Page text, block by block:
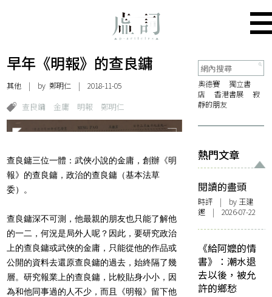
早年《明報》的查良鏞
其他 | by 鄭明仁 | 2018-11-05
查良鏞 金庸 明報 鄭明仁
查良鏞三位一體：武俠小說的金庸，創辦《明
報》的查良鏞，政治的查良鏞（基本法草
委）。
查良鏞深不可測，他最親的朋友也只能了解他
的一二，何況是局外人呢？因此，要研究政治
上的查良鏞或武俠的金庸，只能從他的作品或
公開的資料去還原查良鏞的過去，始終隔了幾
層。研究報業上的查良鏞，比較貼身小小，因
為和他同事過的人不少，而且《明報》 留下他
奧德賽
獨立書
店
香港書展
寂
靜的朋友
熱門文章
閱讀的盡頭
時評 | by 王建
鏗 | 2026-07-22
《給阿嬤的情
書》：潮水退
去以後，被允
許的鄉愁